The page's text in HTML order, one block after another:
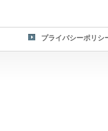
プライバシーポリシ